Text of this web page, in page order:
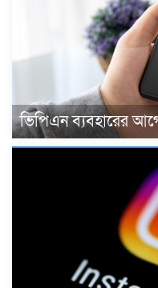
ভিপিএন ব্যবহারের